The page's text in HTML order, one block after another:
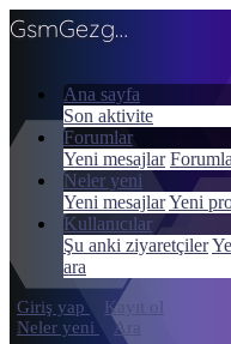
GsmGezgini
Ana sayfa
Son aktivite
Forumlar
Yeni mesajlar
Neler yeni
Yeni mesajlarYeni
Kullanıcılar
Şu anki ziyaretçiler
ara
Giriş yap
Kayıt ol
Neler yeni
Ara